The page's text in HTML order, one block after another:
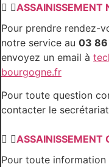
ASSAINISSEMENT
Pour prendre rendez-
notre service au 03 86
envoyez un email à
bourgogne.fr
Pour toute question
contacter le
ASSAINISSEMENT
Pour toute